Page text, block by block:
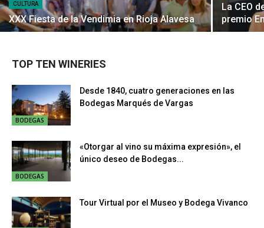
CULTURA
XXX Fiesta de la Vendimia en Rioja Alavesa
La CEO
premio
TOP TEN WINERIES
BODEGAS
Desde 1840, cuatro generaciones en las
Bodegas Marqués de Vargas
BODEGAS
«Otorgar al vino su máxima expresión», el
único deseo de Bodegas...
Tour Virtual por el Museo y Bodega Vivanco